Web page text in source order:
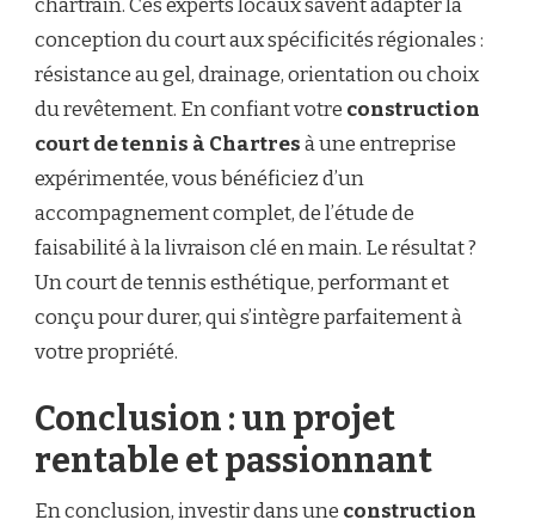
chartrain. Ces experts locaux savent adapter la
conception du court aux spécificités régionales :
résistance au gel, drainage, orientation ou choix
du revêtement. En confiant votre construction
court de tennis à Chartresà une entreprise
expérimentée, vous bénéficiez d’un
accompagnement complet, de l’étude de
faisabilité à la livraison clé en main. Le résultat ?
Un court de tennis esthétique, performant et
conçu pour durer, qui s’intègre parfaitement à
votre propriété.
Conclusion : un projet
rentable et passionnant
En conclusion, investir dans une construction